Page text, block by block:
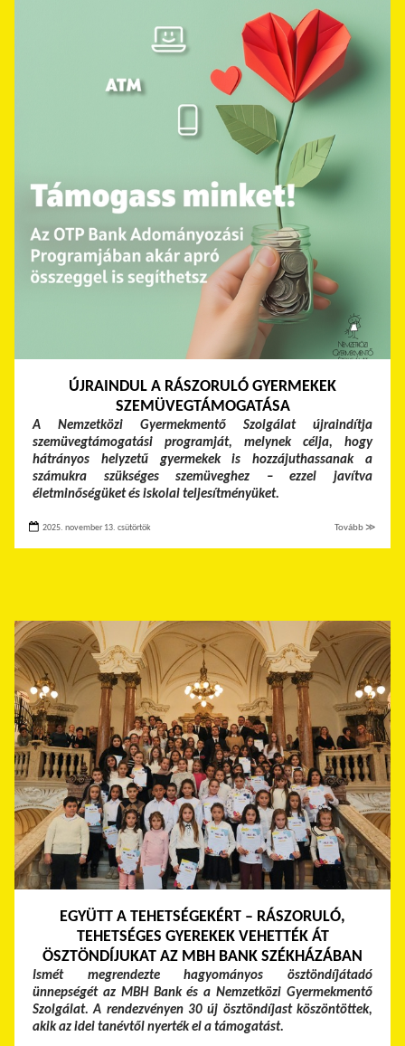
ÚJRAINDUL A RÁSZORULÓ GYERMEKEK
SZEMÜVEGTÁMOGATÁSA
A Nemzetközi Gyermekmentő Szolgálat újraindítja
szemüvegtámogatási programját, melynek célja, hogy
hátrányos helyzetű gyermekek is hozzájuthassanak a
számukra szükséges szemüveghez – ezzel javítva
életminőségüket és iskolai teljesítményüket.
2025. november 13. csütörtök Tovább ≫
EGYÜTT A TEHETSÉGEKÉRT – RÁSZORULÓ,
TEHETSÉGES GYEREKEK VEHETTÉK ÁT
ÖSZTÖNDÍJUKAT AZ MBH BANK SZÉKHÁZÁBAN
Ismét megrendezte hagyományos ösztöndíjátadó
ünnepségét az MBH Bank és a Nemzetközi Gyermekmentő
Szolgálat. A rendezvényen 30 új ösztöndíjast köszöntöttek,
akik az idei tanévtől nyerték el a támogatást.